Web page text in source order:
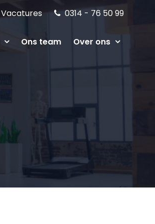
Ons team Over ons
Vacatures 0314 - 76 50 99